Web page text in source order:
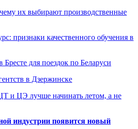
их выбирают производственные
признаки качественного обучения в
для поездок по Беларуси
в Дзержинске
и ЦЭ лучше начинать летом, а не
индустрии появится новый